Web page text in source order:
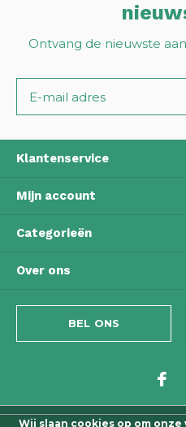
Ontvang de nieuwste
Klantenservice
Mijn account
Categorieën
Over ons
BEL ONS
Wij slaan cookies op om